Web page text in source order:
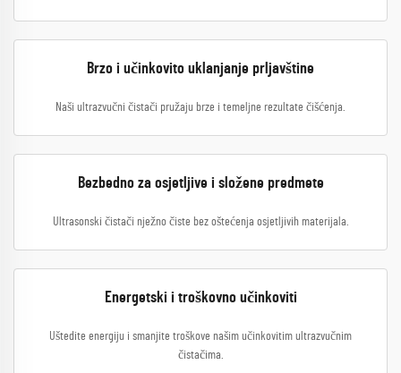
Brzo i učinkovito uklanjanje prljavštine
Naši ultrazvučni čistači pružaju brze i temeljne rezultate čišćenja.
Bezbedno za osjetljive i složene predmete
Ultrasonski čistači nježno čiste bez oštećenja osjetljivih materijala.
Energetski i troškovno učinkoviti
Uštedite energiju i smanjite troškove našim učinkovitim ultrazvučnim
čistačima.